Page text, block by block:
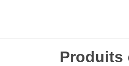
Produits